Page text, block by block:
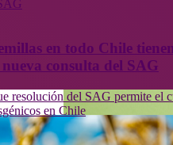
en todo Chile
consulta del SAG
resolución del SAG permite el
en Chile